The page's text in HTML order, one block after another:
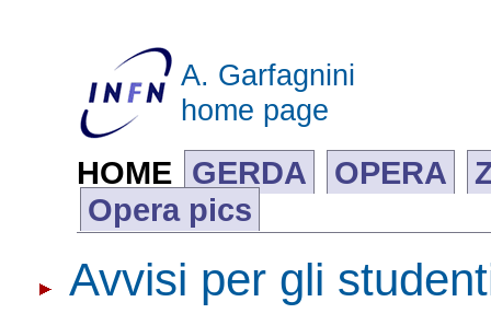
A. Garfagnini
home page
HOME GERDA OPERA
Opera pics
Avvisi per gli